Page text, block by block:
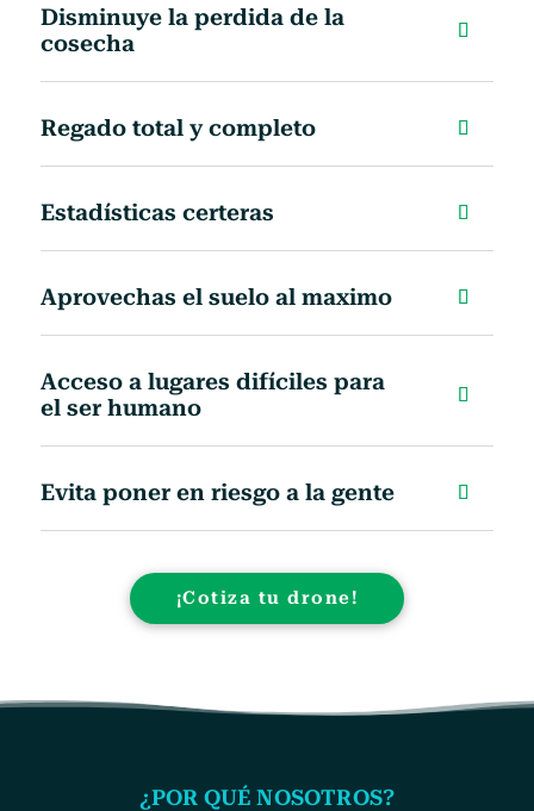
Disminuye la perdida de la
cosecha
Regado total y completo
Estadísticas certeras
Aprovechas el suelo al maximo
Acceso a lugares difíciles para
el ser humano
Evita poner en riesgo a la gente
¡Cotiza tu drone!
¿POR QUÉ NOSOTROS?